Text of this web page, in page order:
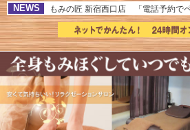
NEWS もみの匠 新宿西口店 「電話予約で